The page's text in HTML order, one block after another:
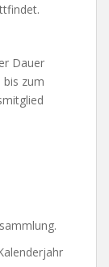
Dauer
bis zum